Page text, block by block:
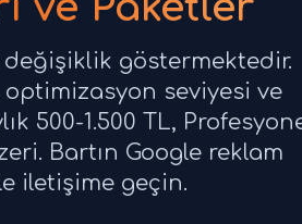
değişiklik göstermektedir.
seviyesi ve
500-1.500 TL,
Bartın Google reklam
iletişime geçin.